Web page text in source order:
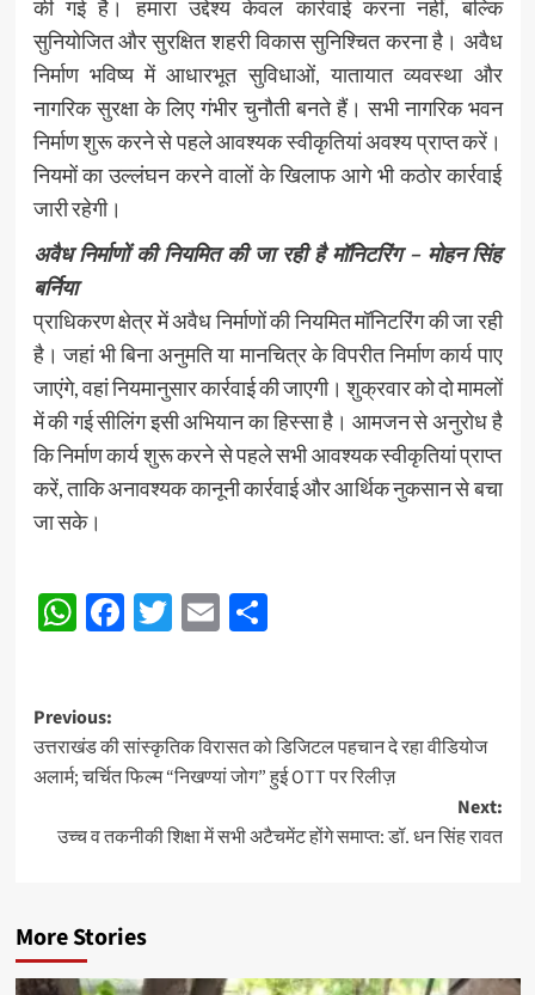
की गई है। हमारा उद्देश्य केवल कार्रवाई करना नहीं, बल्कि
सुनियोजित और सुरक्षित शहरी विकास सुनिश्चित करना है। अवैध
निर्माण भविष्य में आधारभूत सुविधाओं, यातायात व्यवस्था और
नागरिक सुरक्षा के लिए गंभीर चुनौती बनते हैं। सभी नागरिक भवन
निर्माण शुरू करने से पहले आवश्यक स्वीकृतियां अवश्य प्राप्त करें।
नियमों का उल्लंघन करने वालों के खिलाफ आगे भी कठोर कार्रवाई
जारी रहेगी।
अवैध निर्माणों की नियमित की जा रही है मॉनिटरिंग – मोहन सिंह
बर्निया
प्राधिकरण क्षेत्र में अवैध निर्माणों की नियमित मॉनिटरिंग की जा रही
है। जहां भी बिना अनुमति या मानचित्र के विपरीत निर्माण कार्य पाए
जाएंगे, वहां नियमानुसार कार्रवाई की जाएगी। शुक्रवार को दो मामलों
में की गई सीलिंग इसी अभियान का हिस्सा है। आमजन से अनुरोध है
कि निर्माण कार्य शुरू करने से पहले सभी आवश्यक स्वीकृतियां प्राप्त
करें, ताकि अनावश्यक कानूनी कार्रवाई और आर्थिक नुकसान से बचा
जा सके।
Post
navigation
WhatsApp
Facebook
Twitter
EmailShare
Post
navigation
Previous:
उत्तराखंड की सांस्कृतिक विरासत को डिजिटल पहचान दे रहा वीडियोज
अलार्म; चर्चित फिल्म “निखण्यां जोग” हुई OTT पर रिलीज़
Next:
उच्च व तकनीकी शिक्षा में सभी अटैचमेंट होंगे समाप्त: डॉ. धन सिंह रावत
More Stories